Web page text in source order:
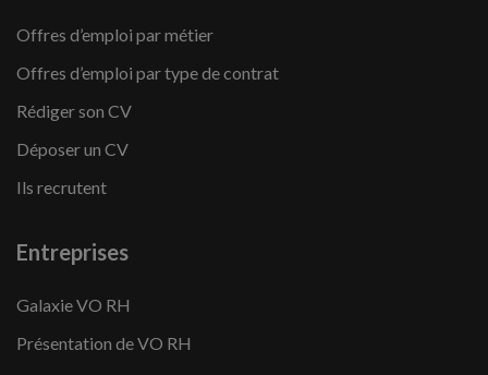
Offres d’emploi par métier
Offres d’emploi par type de contrat
Rédiger son CV
Déposer un CV
Ils recrutent
Entreprises
Galaxie VO RH
Présentation de VO RH